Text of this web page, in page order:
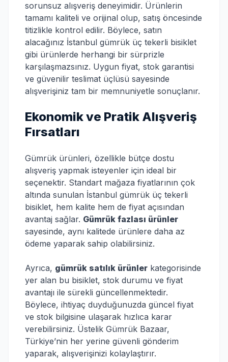
sorunsuz alışveriş deneyimidir. Ürünlerin
tamamı kaliteli ve orijinal olup, satış öncesinde
titizlikle kontrol edilir. Böylece, satın
alacağınız İstanbul gümrük üç tekerli bisiklet
gibi ürünlerde herhangi bir sürprizle
karşılaşmazsınız. Uygun fiyat, stok garantisi
ve güvenilir teslimat üçlüsü sayesinde
alışverişiniz tam bir memnuniyetle sonuçlanır.
Ekonomik ve Pratik Alışveriş
Fırsatları
Gümrük ürünleri, özellikle bütçe dostu
alışveriş yapmak isteyenler için ideal bir
seçenektir. Standart mağaza fiyatlarının çok
altında sunulan İstanbul gümrük üç tekerli
bisiklet, hem kalite hem de fiyat açısından
avantaj sağlar. Gümrük fazlası ürünler
sayesinde, aynı kalitede ürünlere daha az
ödeme yaparak sahip olabilirsiniz.
Ayrıca, gümrük satılık ürünler kategorisinde
yer alan bu bisiklet, stok durumu ve fiyat
avantajı ile sürekli güncellenmektedir.
Böylece, ihtiyaç duyduğunuzda güncel fiyat
ve stok bilgisine ulaşarak hızlıca karar
verebilirsiniz. Üstelik Gümrük Bazaar,
Türkiye’nin her yerine güvenli gönderim
yaparak, alışverişinizi kolaylaştırır.